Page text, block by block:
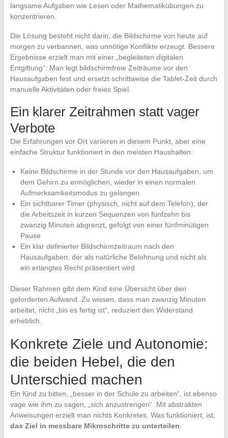
langsame Aufgaben wie Lesen oder Mathematikübungen zu
konzentrieren.
Die Lösung besteht nicht darin, die Bildschirme von heute auf
morgen zu verbannen, was unnötige Konflikte erzeugt. Bessere
Ergebnisse erzielt man mit einer „begleiteten digitalen
Entgiftung“: Man legt bildschirmfreie Zeiträume vor den
Hausaufgaben fest und ersetzt schrittweise die Tablet-Zeit durch
manuelle Aktivitäten oder freies Spiel.
Ein klarer Zeitrahmen statt vager
Verbote
Die Erfahrungen vor Ort variieren in diesem Punkt, aber eine
einfache Struktur funktioniert in den meisten Haushalten:
Keine Bildschirme in der Stunde vor den Hausaufgaben, um
dem Gehirn zu ermöglichen, wieder in einen normalen
Aufmerksamkeitsmodus zu gelangen
Ein sichtbarer Timer (physisch, nicht auf dem Telefon), der
die Arbeitszeit in kurzen Sequenzen von fünfzehn bis
zwanzig Minuten abgrenzt, gefolgt von einer fünfminütigen
Pause
Ein klar definierter Bildschirmzeitraum nach den
Hausaufgaben, der als natürliche Belohnung und nicht als
ein erlangtes Recht präsentiert wird
Dieser Rahmen gibt dem Kind eine Übersicht über den
geforderten Aufwand. Zu wissen, dass man zwanzig Minuten
arbeitet, nicht „bis es fertig ist“, reduziert den Widerstand
erheblich.
Konkrete Ziele und Autonomie:
die beiden Hebel, die den
Unterschied machen
Ein Kind zu bitten, „besser in der Schule zu arbeiten“, ist ebenso
vage wie ihm zu sagen, „sich anzustrengen“. Mit abstrakten
Anweisungen erzielt man nichts Konkretes. Was funktioniert, ist,
das Ziel in messbare Mikroschritte zu unterteilen